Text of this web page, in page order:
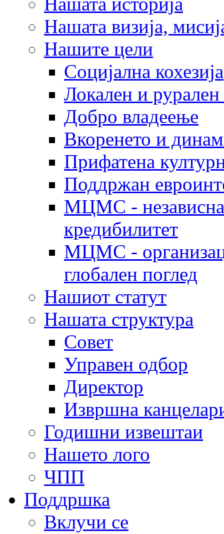
Нашата визија,
Нашите цели
Социјална кохезија
Локален и рурален
Добро владеење
Вкоренето и
Прифатена
Поддржан
МЦМС - независна
кредибилитет
МЦМС -
глобален поглед
Нашиот статут
Нашата структура
Совет
Управен одбор
Директор
Извршна
Годишни извештаи
Нашето лого
ЧПП
Поддршка
Вклучи се